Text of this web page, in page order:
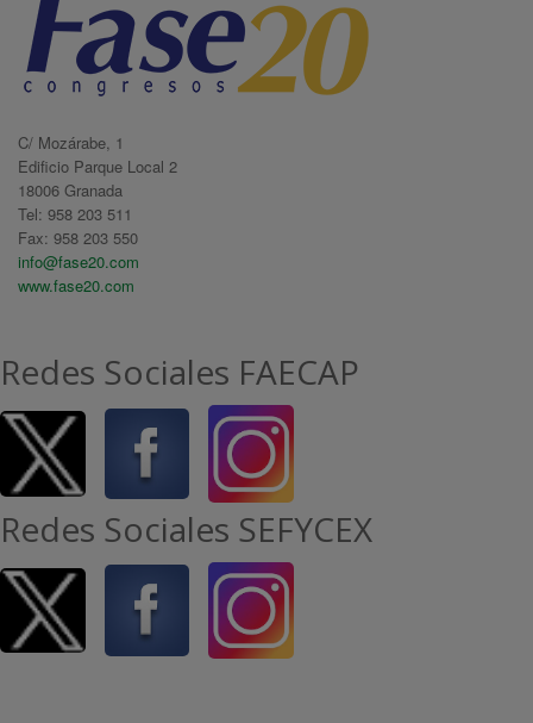
C/ Mozárabe, 1
Edificio Parque Local 2
18006 Granada
Tel: 958 203 511
Fax: 958 203 550
info@fase20.com
www.fase20.com
Redes Sociales FAECAP
Redes Sociales SEFYCEX